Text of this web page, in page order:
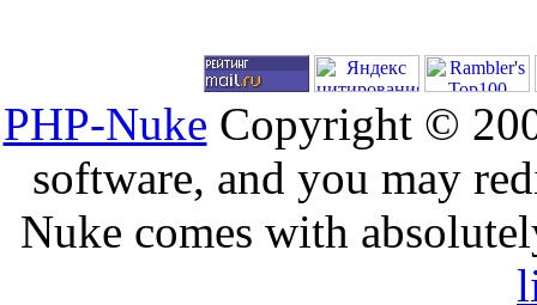
PHP-Nuke Copyright ©
software, and you may
Nuke comes with